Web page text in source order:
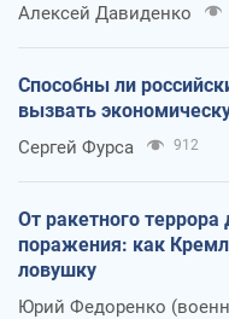
Алексей Давиденко
Способны ли
вызвать
Сергей Фурса 912
От ракетного террора
поражения: как
ловушку
Юрий Федоренко